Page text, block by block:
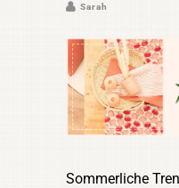
Sarah
Sommerliche